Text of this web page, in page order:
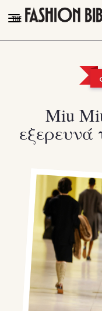
THE
TALK OF THE
PLEASURES
FOLLOW
Facebook
Instagram
Youtube
TikTok
X(Twitter)
Μiu
εξερευνά